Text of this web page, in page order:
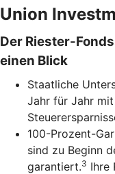
Union
Der Riester-
einen Blick
Staatliche
Jahr für Jahr
100-Prozent-
sind zu Beginn
garantiert.3 Ihre